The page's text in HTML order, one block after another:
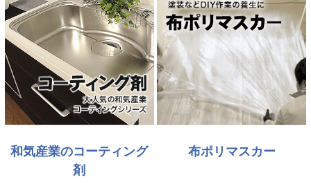
和気産業のコーティング
剤
布ポリマスカー